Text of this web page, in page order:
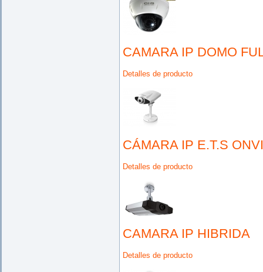
CAMARA IP DOMO
Detalles de producto
CÁMARA IP E.T.S
Detalles de producto
CAMARA IP HIBRIDA
Detalles de producto